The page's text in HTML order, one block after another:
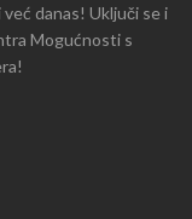
danas! Uključi se i
Mogućnosti s